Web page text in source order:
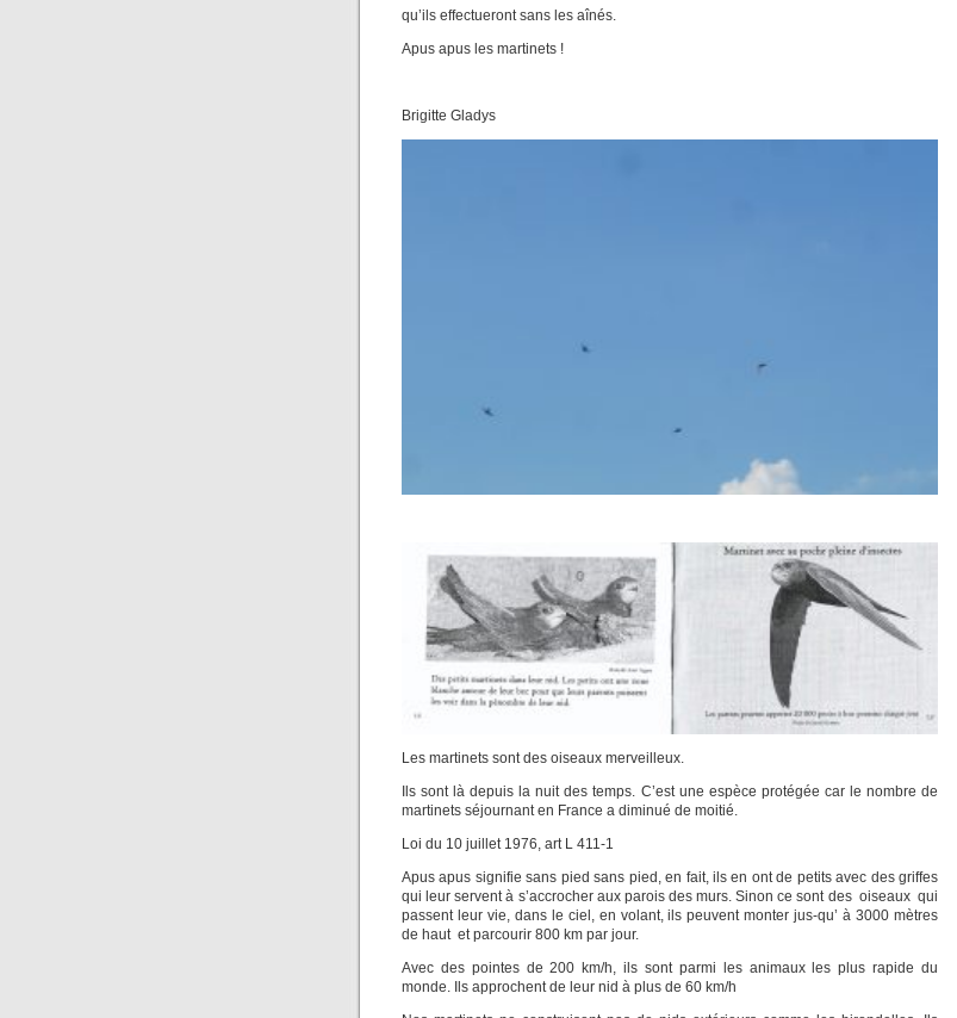
qu’ils effectueront sans les aînés.
Apus apus les martinets !
Brigitte Gladys
Les martinets sont des oiseaux merveilleux.
Ils sont là depuis la nuit des temps. C’est une espèce protégée car le nombre de
martinets séjournant en France a diminué de moitié.
Loi du 10 juillet 1976, art L 411-1
Apus apus signifie sans pied sans pied, en fait, ils en ont de petits avec des griffes
qui leur servent à s’accrocher aux parois des murs. Sinon ce sont des oiseaux qui
passent leur vie, dans le ciel, en volant, ils peuvent monter jus-qu’ à 3000 mètres
de haut et parcourir 800 km par jour.
Avec des pointes de 200 km/h, ils sont parmi les animaux les plus rapide du
monde. Ils approchent de leur nid à plus de 60 km/h